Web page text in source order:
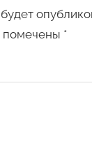
помечены *